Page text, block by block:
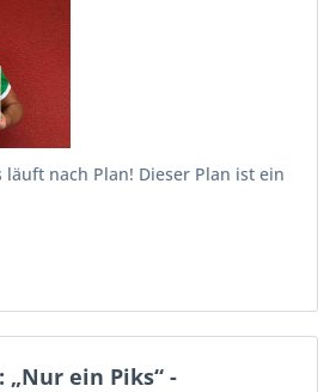
läuft nach Plan! Dieser Plan ist ein
„Nur ein Piks“ -